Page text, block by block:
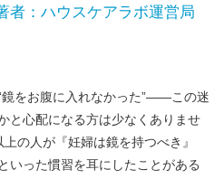
者：ハウスケアラボ運営局
鏡をお腹に入れなかった”――この迷
と心配になる方は少なくありませ
の人が『妊婦は鏡を持つべき』
いった慣習を耳にしたことがある